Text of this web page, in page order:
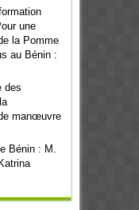
une
la Pomme
au Bénin :
des
manœuvre
Bénin : M.